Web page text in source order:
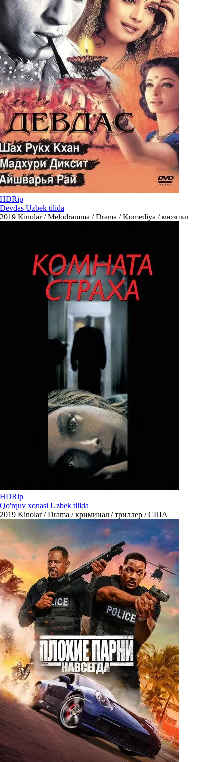
HDRip
Devdas Uzbek tilida
2019 Kinolar / Melodramma / Drama / Komediya / мюзикл
HDRip
Qo'rquv xonasi Uzbek tilida
2019 Kinolar / Drama / криминал / триллер / США